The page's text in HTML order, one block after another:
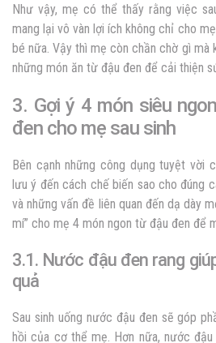
Như vậy, mẹ có thể thấy rằng việc
mang lại vô vàn lợi ích không chỉ cho
bé nữa. Vậy thì mẹ còn chần chờ gì mà
những món ăn từ đậu đen để cải thiện
3. Gợi ý 4 món siêu
đen cho mẹ sau sinh
Bên cạnh những công dụng tuyệt vời
lưu ý đến cách chế biến sao cho đúng
và những vấn đề liên quan đến dạ dày
mí” cho mẹ 4 món ngon từ đậu đen để
3.1. Nước đậu đen rang
quả
Sau sinh uống nước đậu đen sẽ góp
hồi của cơ thể mẹ. Hơn nữa, nước